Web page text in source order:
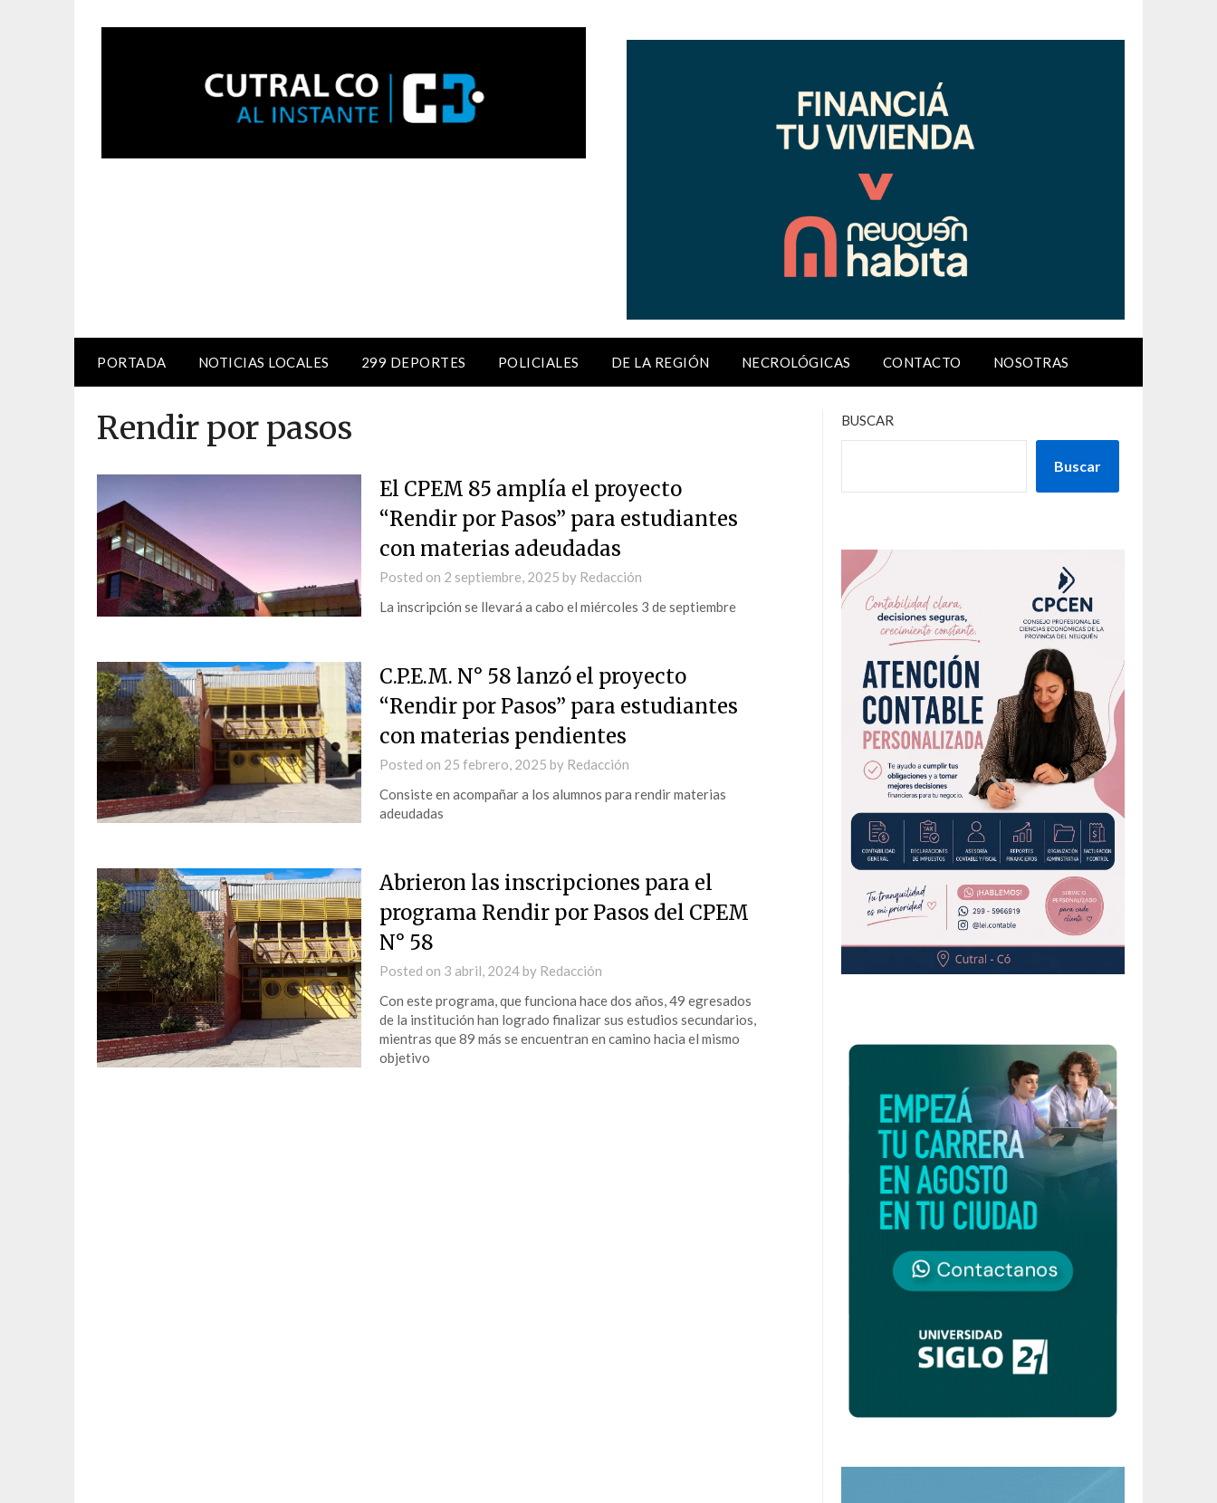
PORTADA NOTICIAS LOCALES 299 DEPORTES POLICIALES DE LA REGIÓN NECROLÓGICAS CONTACTO NOSOTRAS
Rendir por pasos
El CPEM 85 amplía el proyecto
“Rendir por Pasos” para estudiantes
con materias adeudadas
Posted on 2 septiembre, 2025 by Redacción
La inscripción se llevará a cabo el miércoles 3 de septiembre
C.P.E.M. N° 58 lanzó el proyecto
“Rendir por Pasos” para estudiantes
con materias pendientes
Posted on 25 febrero, 2025 by Redacción
Consiste en acompañar a los alumnos para rendir materias
adeudadas
Abrieron las inscripciones para el
programa Rendir por Pasos del CPEM
N° 58
Posted on 3 abril, 2024by Redacción
Con este programa, que funciona hace dos años, 49 egresados
de la institución han logrado finalizar sus estudios secundarios,
mientras que 89 más se encuentran en camino hacia el mismo
objetivo
BUSCAR
Buscar